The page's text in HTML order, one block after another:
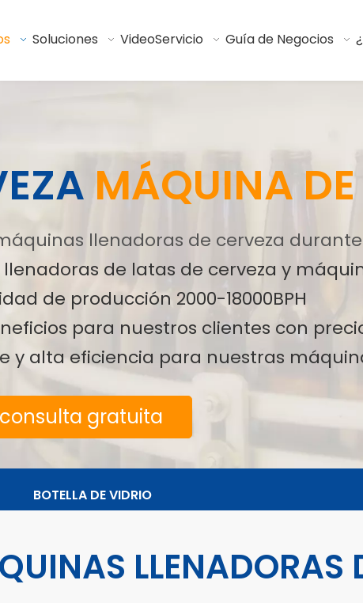
Soluciones VideoServicio Guía de Negocios
MÁQUINA
llenadoras de cerveza durante
de latas de cerveza y
de producción 2000-18000BPH
para nuestros clientes con
y alta eficiencia para nuestras
gratuita
BOTELLA DE VIDRIO
LLENADORAS